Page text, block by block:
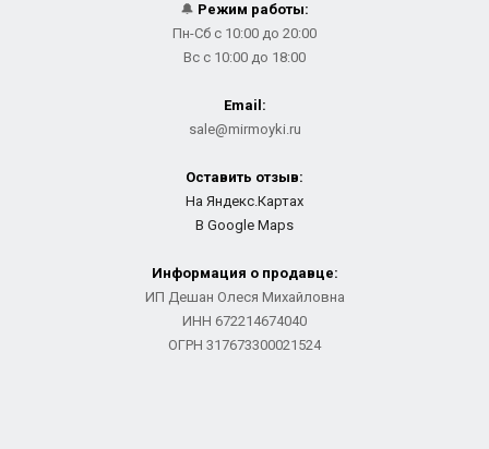
🔔 Режим работы:
Пн-Сб с 10:00 до 20:00
Вс с 10:00 до 18:00
Email:
sale@mirmoyki.ru
Оставить отзыв:
На Яндекс.Картах
В Google Maps
Информация о продавце:
ИП Дешан Олеся Михайловна
ИНН 672214674040
ОГРН 317673300021524